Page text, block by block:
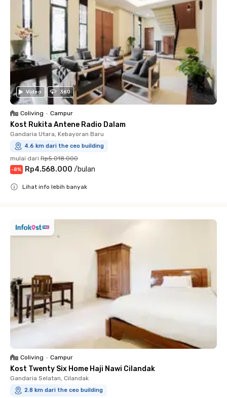
Video 360
Coliving • Campur
Kost Rukita Antene Radio Dalam
Gandaria Utara, Kebayoran Baru
4.6 km dari the ceo building
mulai dari Rp5.018.000
-8% Rp4.568.000 /bulan
Lihat info lebih banyak
Coliving • Campur
Kost Twenty Six Home Haji Nawi Cilandak
Gandaria Selatan, Cilandak
2.8 km dari the ceo building